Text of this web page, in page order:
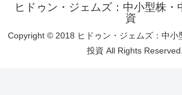
ヒドゥン・ジェムズ：中小型株・
資
Copyright © 2018 ヒドゥン・ジェムズ：中小
投資 All Rights Reserved.